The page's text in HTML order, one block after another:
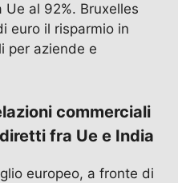
al 92%. Bruxelles
euro il risparmio in
per aziende e
commerciali
fra Ue e India
europeo, a fronte di